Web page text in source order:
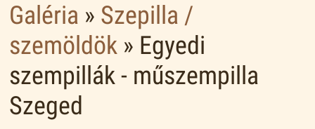
Galéria » Szepilla /
szemöldök» Egyedi
szempillák - műszempilla
Szeged